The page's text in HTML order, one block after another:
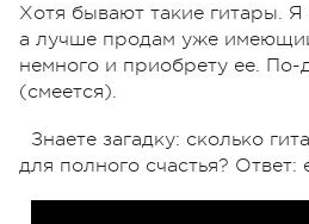
Хотя бывают такие гитары.
а лучше продам уже
немного и приобрету ее. По-
(смеется).
Знаете загадку: сколько
для полного счастья? Ответ: